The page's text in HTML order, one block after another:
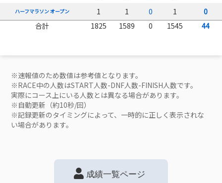
ハーフマラソン オープン 1 1 0 1
0
合計
1825 1589 0 1545 44
※速報値のため数値は参考値となります。
※RACE中の人数はSTART人数-DNF人数-FINISH人数です。
実際にコース上にいる人数とは異なる場合があります。
※自動更新（約10秒/回）
※記録更新のタイミングによって、一時的に正しく表示されな
い場合があります。
成績一覧ページ